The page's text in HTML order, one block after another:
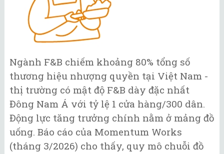
Ngành F&B chiếm khoảng 80% tổng số
thương hiệu nhượng quyền tại Việt Nam -
thị trường có mật độ F&B dày đặc nhất
Đông Nam Á với tỷ lệ 1 cửa hàng/300 dân.
Động lực tăng trưởng chính nằm ở mảng đồ
uống. Báo cáo của Momentum Works
(tháng 3/2026) cho thấy, quy mô chuỗi đồ